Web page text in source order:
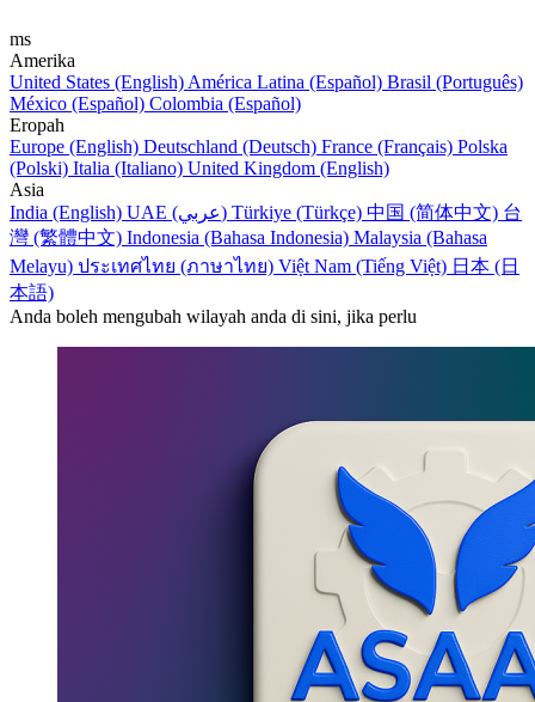
ms
Amerika
United States (English) América Latina (Español) Brasil (Português)
México (Español) Colombia (Español)
Eropah
Europe (English) Deutschland (Deutsch) France (Français) Polska
(Polski) Italia (Italiano) United Kingdom (English)
Asia
India (English)
UAE (عربي) Türkiye (Türkçe) 中国 (简体中文) 台
灣 (繁體中文) Indonesia (Bahasa Indonesia) Malaysia (Bahasa
Melayu) ประเทศไทย (ภาษาไทย) Việt Nam (Tiếng Việt) 日本 (日
本語)
Anda boleh mengubah wilayah anda di sini, jika perlu